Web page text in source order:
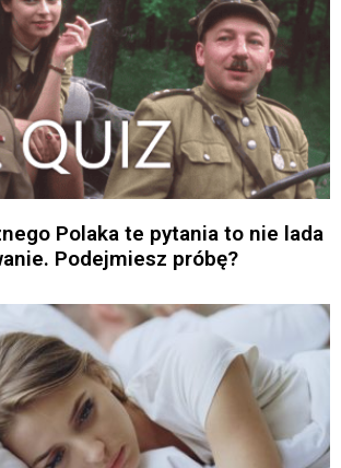
Polaka te pytania to nie lada
Podejmiesz próbę?